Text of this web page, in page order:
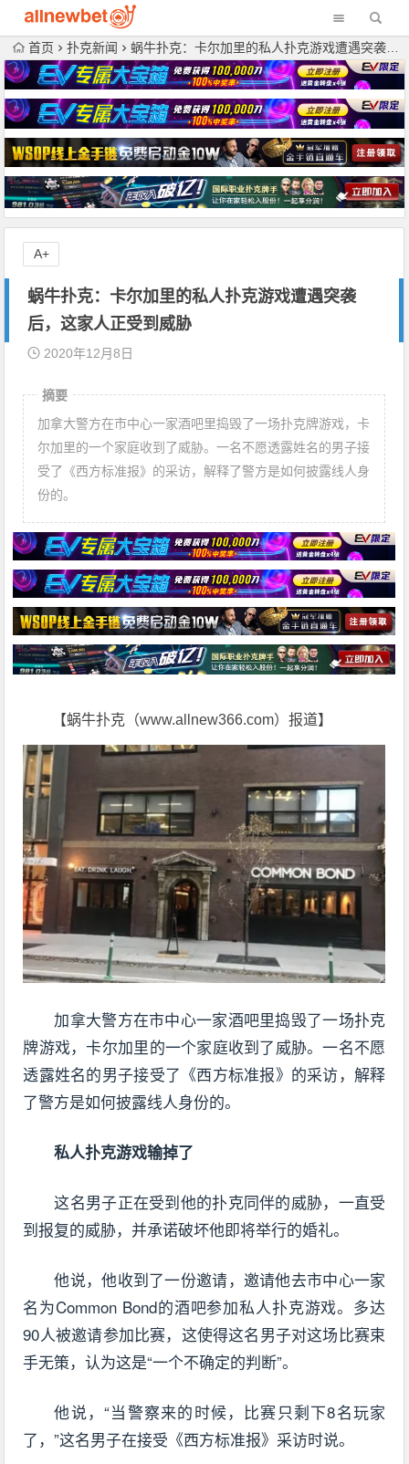
首页 扑克新闻 蜗牛扑克：卡尔加里的私人扑克游戏遭遇突袭后，这家人正受到威胁
蜗牛扑克：卡尔加里的私人扑克游戏遭遇突袭
后，这家人正受到威胁
2020年12月8日
摘要
加拿大警方在市中心一家酒吧里捣毁了一场扑克牌游戏，卡
尔加里的一个家庭收到了威胁。一名不愿透露姓名的男子接
受了《西方标准报》的采访，解释了警方是如何披露线人身
份的。
【蜗牛扑克（www.allnew366.com）报道】
加拿大警方在市中心一家酒吧里捣毁了一场扑克
牌游戏，卡尔加里的一个家庭收到了威胁。一名不愿
透露姓名的男子接受了《西方标准报》的采访，解释
了警方是如何披露线人身份的。
私人扑克游戏输掉了
这名男子正在受到他的扑克同伴的威胁，一直受
到报复的威胁，并承诺破坏他即将举行的婚礼。
他说，他收到了一份邀请，邀请他去市中心一家
名为Common Bond的酒吧参加私人扑克游戏。多达
90人被邀请参加比赛，这使得这名男子对这场比赛束
手无策，认为这是“一个不确定的判断”。
他说，“当警察来的时候，比赛只剩下8名玩家
了，”这名男子在接受《西方标准报》采访时说。
A+